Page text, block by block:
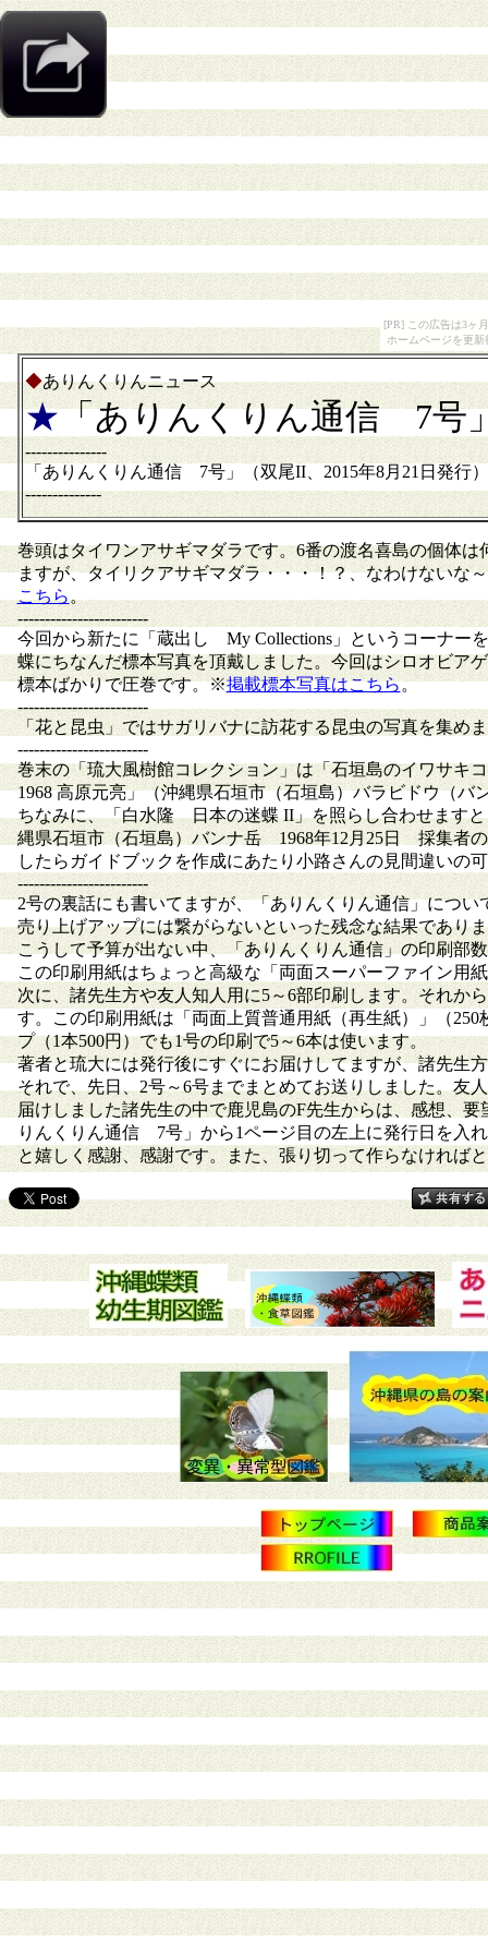
[PR] この広告は3ヶ
ホームページを更
◆ありんくりんニュース
★「ありんくりん通信 7号
---------------
「ありんくりん通信 7号」（双尾II、2015年8月21日発行）
--------------
巻頭はタイワンアサギマダラです。6番の渡名喜島の個体
ますが、タイリクアサギマダラ・・・！？、なわけないな
こちら。
------------------------
今回から新たに「蔵出し My Collections」というコーナー
蝶にちなんだ標本写真を頂戴しました。今回はシロオビア
標本ばかりで圧巻です。※掲載標本写真はこちら。
------------------------
「花と昆虫」ではサガリバナに訪花する昆虫の写真を集め
------------------------
巻末の「琉大風樹館コレクション」は「石垣島のイワサキ
1968 高原元亮」（沖縄県石垣市（石垣島）バラビドウ（
ちなみに、「白水隆 日本の迷蝶 II」を照らし合わせます
縄県石垣市（石垣島）バンナ岳 1968年12月25日 採集者
したらガイドブックを作成にあたり小路さんの見間違いの
------------------------
2号の裏話にも書いてますが、「ありんくりん通信」につ
売り上げアップには繋がらないといった残念な結果であり
こうして予算が出ない中、「ありんくりん通信」の印刷部
この印刷用紙はちょっと高級な「両面スーパーファイン用
次に、諸先生方や友人知人用に5～6部印刷します。それか
す。この印刷用紙は「両面上質普通用紙（再生紙）」（
プ（1本500円）でも1号の印刷で5～6本は使います。
著者と琉大には発行後にすぐにお届けしてますが、諸先生
それで、先日、2号～6号までまとめてお送りしました。友
届けしました諸先生の中で鹿児島のF先生からは、感想、
りんくりん通信 7号」から1ページ目の左上に発行日を入
と嬉しく感謝、感謝です。また、張り切って作らなければ